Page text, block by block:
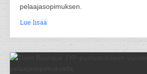
pelaajasopimuksen.
Lue lisää